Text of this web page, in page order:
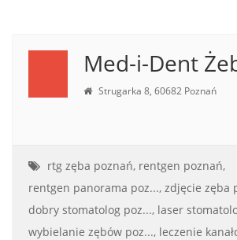
Med-i-Dent
Strugarka 8, 60682 Poznań
rtg zęba poznań, rentgen poznań,
rentgen panorama poz..., zdjęcie zęba
dobry stomatolog poz..., laser
wybielanie zębów poz..., leczenie